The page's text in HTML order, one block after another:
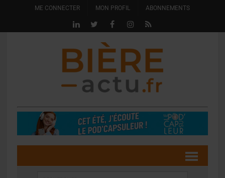
ME CONNECTER MON PROFIL ABONNEMENTS